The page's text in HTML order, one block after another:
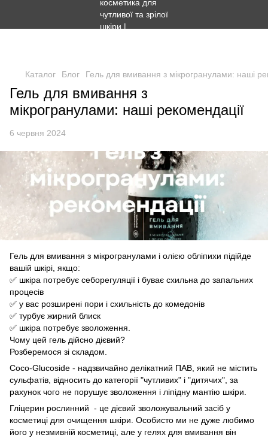
Каталог Блог Гель для вмивання з мікрогранулами: наші
Гель для вмивання з
мікрогранулами: наші рекомендації
6 червня 2024
Гель для вмивання з мікрогранулами і олією обліпихи підійде
вашій шкірі, якщо:
✅ шкіра потребує себорегуляції і буває схильна до запальних
процесів
✅ у вас розширені пори і схильність до комедонів
✅ турбує жирний блиск
✅ шкіра потребує зволоження.
Чому цей гель дійсно дієвий?
Розберемося зі складом.
Coco-Glucoside - надзвичайно делікатний ПАВ, який не містить
сульфатів, відносить до категорії "чутливих" і "дитячих", за
рахунок чого не порушує зволоження і ліпідну мантію шкіри.
Гліцерин рослинний - це дієвий зволожувальний засіб у
косметиці для очищення шкіри. Особисто ми не дуже любимо
його у незмивній косметиці, але у гелях для вмивання він